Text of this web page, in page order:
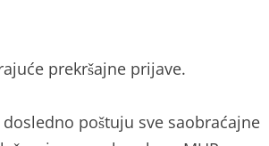
prekršajne prijave.
poštuju sve saobraćajne